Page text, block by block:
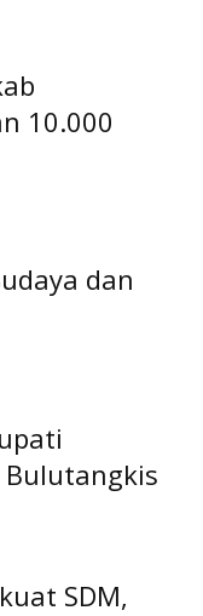
10.000
dan
Bulutangkis
SDM,